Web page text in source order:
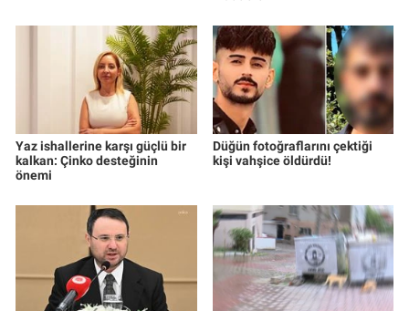
Yaz ishallerine karşı güçlü bir
kalkan: Çinko desteğinin
önemi
Düğün fotoğraflarını çektiği
kişi vahşice öldürdü!